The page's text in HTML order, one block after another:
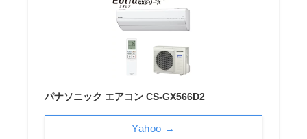
パナソニック エアコン CS-GX566D2
Yahoo →